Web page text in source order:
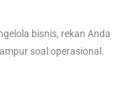
bisnis, rekan Anda
soal operasional.